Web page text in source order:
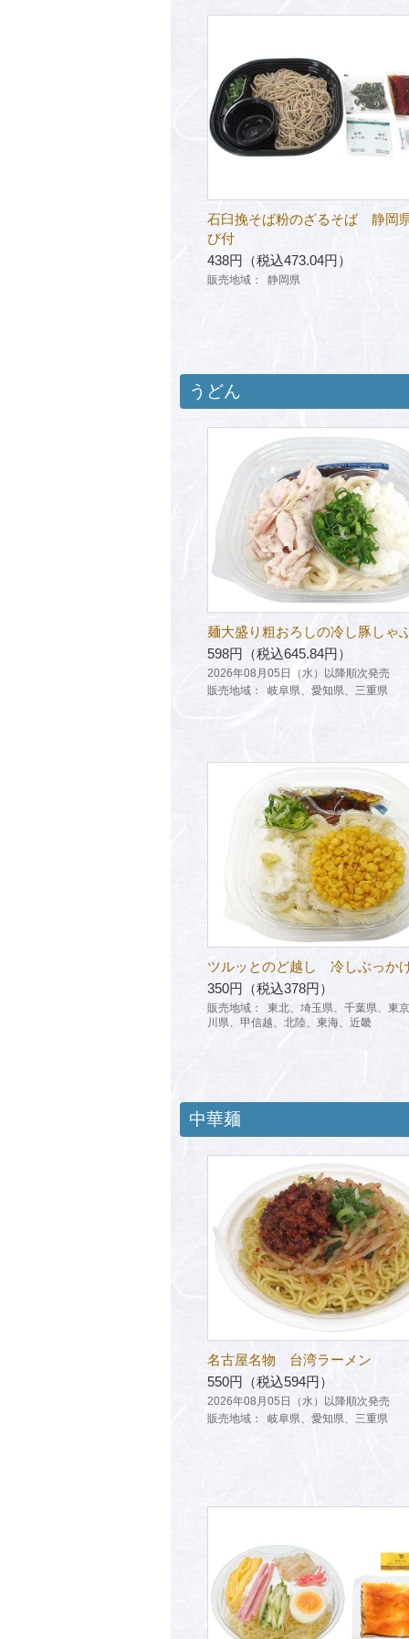
石臼挽そば粉のざるそば 静岡
び付
438円（税込473.04円）
販売地域： 静岡県
うどん
麺大盛り粗おろしの冷し豚しゃ
598円（税込645.84円）
2026年08月05日（水）以降順次発売
販売地域：
岐阜県、愛知県、三重県
ツルッとのど越し 冷しぶっか
350円（税込378円）
販売地域：
東北、埼玉県、千葉県、東
川県、甲信越、北陸、東海、近畿
中華麺
名古屋名物 台湾ラーメン
550円（税込594円）
2026年08月05日（水）以降順次発売
販売地域：
岐阜県、愛知県、三重県